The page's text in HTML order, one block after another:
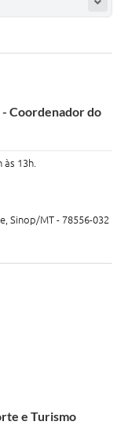
Coordenador do
às 13h.
Sinop/MT - 78556-032
e Turismo